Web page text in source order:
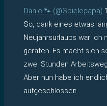
Daniel🐾 (@Spielepapa)
So, dank eines etwas
Neujahrsurlaubs war ich
geraten. Es macht sich
zwei Stunden
Aber nun habe ich
aufgeschlossen.